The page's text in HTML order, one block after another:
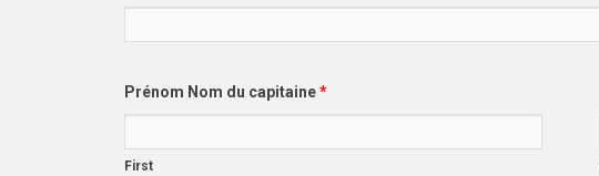
Prénom Nom du capitaine*
First